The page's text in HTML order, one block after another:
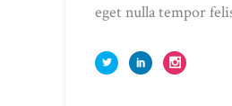
eget nulla tempor